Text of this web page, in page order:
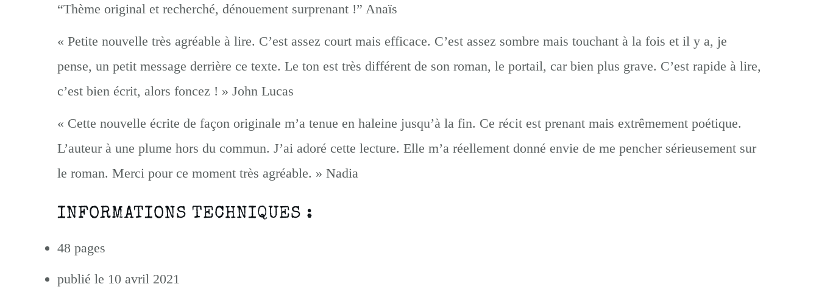
“Thème original et recherché, dénouement surprenant !” Anaïs
« Petite nouvelle très agréable à lire. C’est assez court mais efficace. C’est assez sombre mais touchant à la fois et il y a, je
pense, un petit message derrière ce texte. Le ton est très différent de son roman, le portail, car bien plus grave. C’est rapide à lire,
c’est bien écrit, alors foncez ! » John Lucas
« Cette nouvelle écrite de façon originale m’a tenue en haleine jusqu’à la fin. Ce récit est prenant mais extrêmement poétique.
L’auteur à une plume hors du commun. J’ai adoré cette lecture. Elle m’a réellement donné envie de me pencher sérieusement sur
le roman. Merci pour ce moment très agréable. » Nadia
INFORMATIONS TECHNIQUES :
48 pages
publié le 10 avril 2021